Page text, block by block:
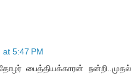
5:47 PM
பைத்தியக்காரன் நன்றி..முதல்